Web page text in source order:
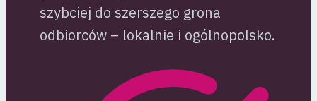
szybciej do szerszego grona
odbiorców – lokalnie i ogólnopolsko.